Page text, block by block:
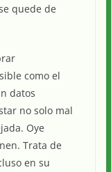
quede de
como el
datos
no solo mal
Oye
Trata de
en su